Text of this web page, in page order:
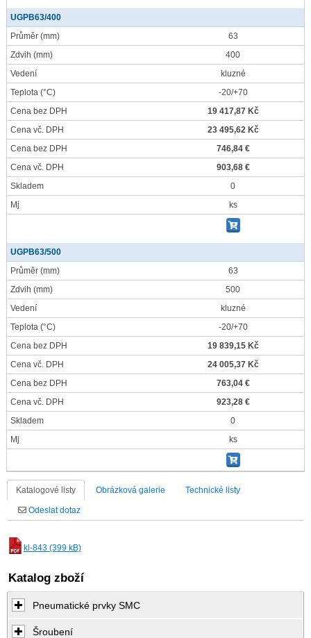
UGPB63/400
Průměr (mm)
63
Zdvih (mm)
400
Vedení
kluzné
Teplota (°C)
-20/+70
Cena bez DPH
19 417,87 Kč
Cena vč. DPH
23 495,62 Kč
Cena bez DPH
746,84 €
Cena vč. DPH
903,68 €
Skladem
0
Mj
ks
UGPB63/500
Průměr (mm)
63
Zdvih (mm)
500
Vedení
kluzné
Teplota (°C)
-20/+70
Cena bez DPH
19 839,15 Kč
Cena vč. DPH
24 005,37 Kč
Cena bez DPH
763,04 €
Cena vč. DPH
923,28 €
Skladem
0
Mj
ks
Katalogové listy Obrázková galerie Technické listy
Odeslat dotaz
kl-843 (399 kB)
Katalog zboží
Pneumatické prvky SMC
Šroubení